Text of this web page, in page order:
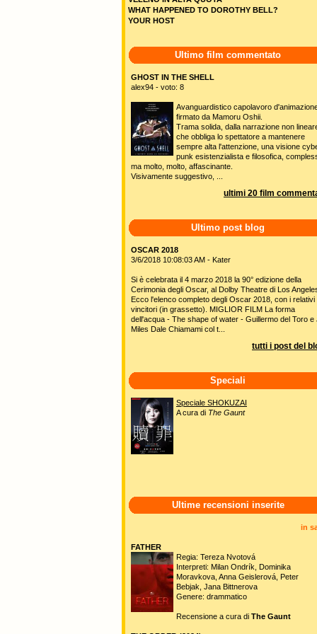
WHAT HAPPENED TO DOROTHY BELL?
YOUR HOST
Ultimo film commentato
GHOST IN THE SHELL
alex94 - voto: 8
Avanguardistico capolavoro
firmato da Mamoru Oshii.
Trama solida, dalla narrazione non
che obbliga lo spettatore a mantenere
sempre alta l'attenzione, una visione
punk esistenzialista e filosofica,
ma molto, molto, affascinante.
Visivamente suggestivo, ...
ultimi 20 film
Ultimo post blog
OSCAR 2018
3/6/2018 10:08:03 AM - Kater
Si è celebrata il 4 marzo 2018 la 90° edizione della
Cerimonia degli Oscar, al Dolby Theatre di Los
Ecco l'elenco completo degli Oscar 2018, con i relativi
vincitori (in grassetto). MIGLIOR FILM La forma
dell'acqua - The shape of water - Guillermo del Toro e
Miles Dale Chiamami col t...
tutti i post del
Speciali
Speciale SHOKUZAI
A cura di The Gaunt
Ultime recensioni inserite
in
FATHER
Regia: Tereza Nvotová
Interpreti: Milan Ondrík, Dominika
Moravkova, Anna Geislerová, Peter
Bebjak, Jana Bittnerova
Genere: drammatico
Recensione a cura di The Gaunt